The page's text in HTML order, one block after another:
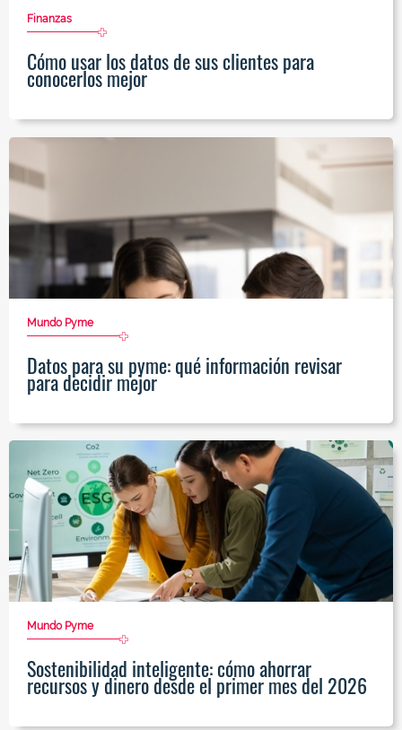
Finanzas
Cómo usar los datos de sus clientes para
conocerlos mejor
Mundo Pyme
Datos para su pyme: qué información revisar
para decidir mejor
Mundo Pyme
Sostenibilidad inteligente: cómo ahorrar
recursos y dinero desde el primer mes del 2026